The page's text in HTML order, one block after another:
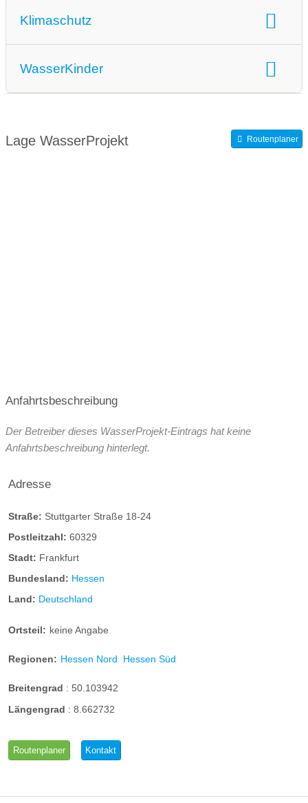
Klimaschutz
WasserKinder
Lage WasserProjekt Routenplaner
Anfahrtsbeschreibung
Der Betreiber dieses WasserProjekt-Eintrags hat keine
Anfahrtsbeschreibung hinterlegt.
Adresse
Straße: Stuttgarter Straße 18-24
Postleitzahl: 60329
Stadt: Frankfurt
Bundesland: Hessen
Land: Deutschland
Ortsteil: keine Angabe
Regionen: Hessen Nord Hessen Süd
Breitengrad : 50.103942
Längengrad : 8.662732
Routenplaner Kontakt